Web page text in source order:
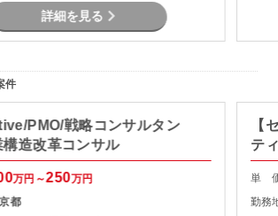
詳細を見る
件
PMO/戦略コンサルタン
構造改革コンサル
万円～250万円
都
【
テ
単
勤務